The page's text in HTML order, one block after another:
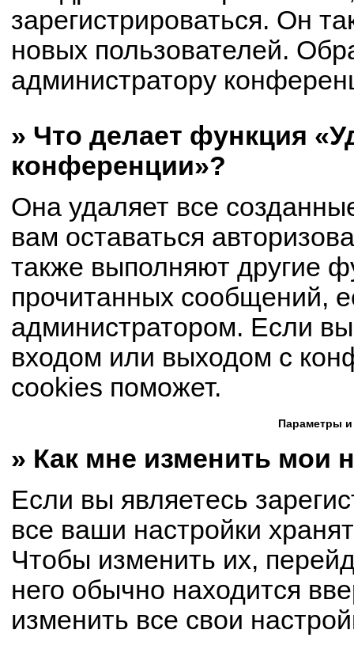
зарегистрироваться. Он
новых пользователей.
администратору
» Что делает функция
конференции»?
Она удаляет все
вам оставаться
также выполняют другие
прочитанных сообщений,
администратором. Если
входом или выходом с
cookies поможет.
Параметры и
» Как мне изменить мои
Если вы являетесь
все ваши настройки
Чтобы изменить их,
него обычно находится
изменить все свои